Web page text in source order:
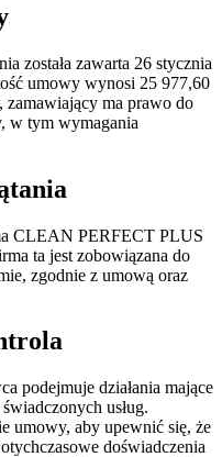
została zawarta 26 stycznia
umowy wynosi 25 977,60
zamawiający ma prawo do
w tym wymagania
CLEAN PERFECT PLUS
ta jest zobowiązana do
zgodnie z umową oraz
podejmuje działania mające
usług.
umowy, aby upewnić się, że
doświadczenia